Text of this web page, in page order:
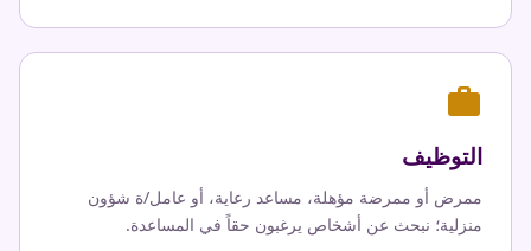
work
التوظيف
ممرض أو ممرضة مؤهلة، مساعد رعاية، أو عامل/ة شؤون
منزلية؛ نبحث عن أشخاص يرغبون حقاً في المساعدة.